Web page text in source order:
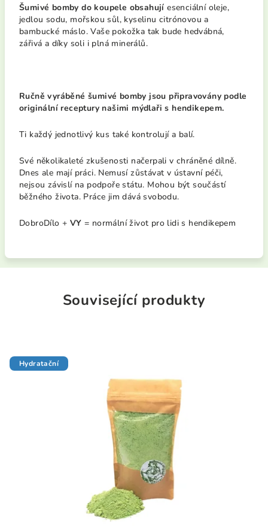
Šumivé bomby do koupele obsahují esenciální oleje,
jedlou sodu, mořskou sůl, kyselinu citrónovou a
bambucké máslo. Vaše pokožka tak bude hedvábná,
zářivá a díky soli i plná minerálů.
Ručně vyráběné šumivé bomby jsou připravovány podle
originální receptury našimi mýdlaři s hendikepem.
Ti každý jednotlivý kus také kontrolují a balí.
Své několikaleté zkušenosti načerpali v chráněné dílně.
Dnes ale mají práci. Nemusí zůstávat v ústavní péči,
nejsou závislí na podpoře státu. Mohou být součástí
běžného života. Práce jim dává svobodu.
DobroDílo + VY = normální život pro lidi s hendikepem
Související produkty
Hydratační